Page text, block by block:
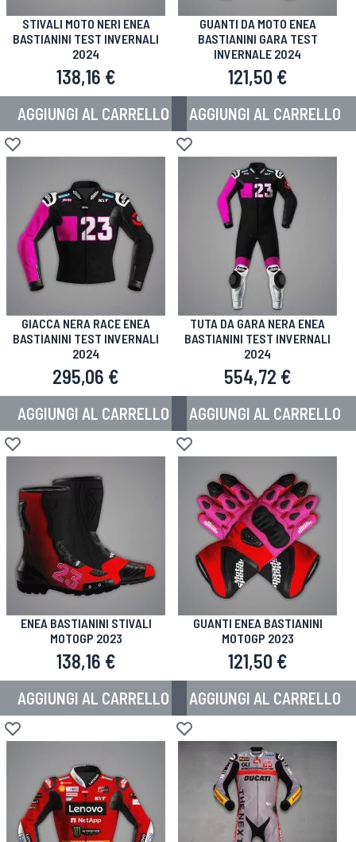
STIVALI MOTO NERI ENEA
BASTIANINI TEST INVERNALI
2024
138,16 €
AGGIUNGI AL CARRELLO
Aggiungi alla lista desideri
GUANTI DA MOTO ENEA
BASTIANINI GARA TEST
INVERNALE 2024
121,50 €
AGGIUNGI AL CARRELLO
Aggiungi alla lista desideri
GIACCA NERA RACE ENEA
BASTIANINI TEST INVERNALI
2024
295,06 €
AGGIUNGI AL CARRELLO
Aggiungi alla lista desideri
TUTA DA GARA NERA ENEA
BASTIANINI TEST INVERNALI
2024
554,72 €
AGGIUNGI AL CARRELLO
Aggiungi alla lista desideri
ENEA BASTIANINI STIVALI
MOTOGP 2023
138,16 €
AGGIUNGI AL CARRELLO
Aggiungi alla lista desideri
GUANTI ENEA BASTIANINI
MOTOGP 2023
121,50 €
AGGIUNGI AL CARRELLO
Aggiungi alla lista desideri